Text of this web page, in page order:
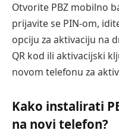
Otvorite PBZ mobilno
prijavite se PIN-om,
opciju za aktivaciju na
QR kod ili aktivacijski
novom telefonu za
Kako instalirati
na novi telefon?